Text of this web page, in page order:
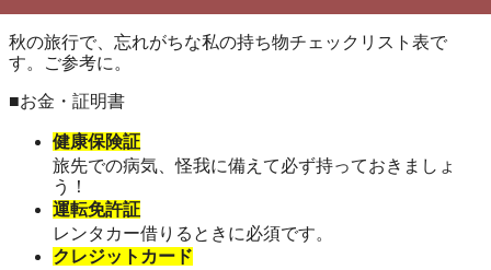
秋の旅行で、忘れがちな私の持ち物チェックリスト表で
す。ご参考に。
■お金・証明書
健康保険証
旅先での病気、怪我に備えて必ず持っておきましょ
う！
運転免許証
レンタカー借りるときに必須です。
クレジットカード